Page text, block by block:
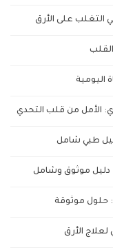
التغلب على الأرق
اليومية
الأمل من قلب التحدي
طبي شامل
دليل موثوق وشامل
حلول موثوقة
الأرق